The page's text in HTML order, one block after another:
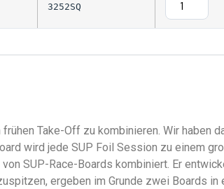
3252SQ
Take-Off zu kombinieren. Wir haben
wird jede SUP Foil Session zu einem
SUP-Race-Boards kombiniert. Er
ergeben im Grunde zwei Boards in